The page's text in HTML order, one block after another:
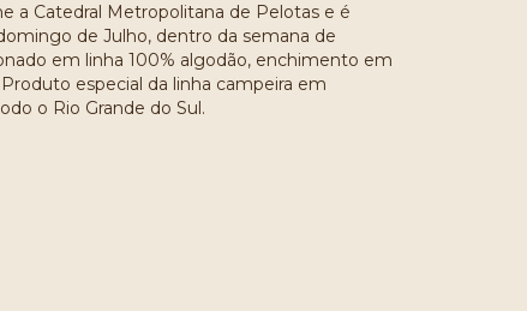
a Catedral Metropolitana de Pelotas e é
de Julho, dentro da semana de
em linha 100% algodão, enchimento em
especial da linha campeira em
o Rio Grande do Sul.